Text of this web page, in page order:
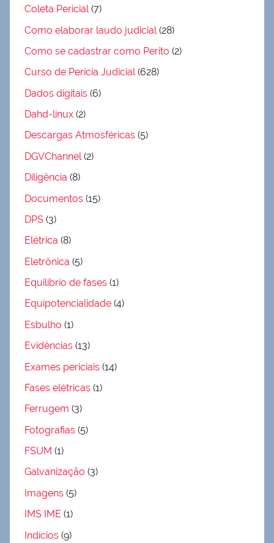
Coleta Pericial(7)
Como elaborar laudo judicial (28)
Como se cadastrar como Perito (2)
Curso de Perícia Judicial(628)
Dados digitais (6)
Dahd-linux (2)
Descargas Atmosféricas (5)
DGVChannel(2)
Diligência (8)
Documentos (15)
DPS (3)
Elétrica (8)
Eletrônica (5)
Equilíbrio de fases (1)
Equipotencialidade (4)
Esbulho (1)
Evidências (13)
Exames periciais (14)
Fases elétricas (1)
Ferrugem (3)
Fotografias (5)
FSUM (1)
Galvanização (3)
Imagens (5)
IMS IME (1)
Indícios (9)